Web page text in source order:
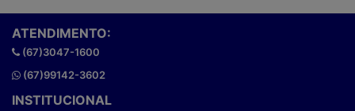
ATENDIMENTO:
(67)3047-1600
(67)99142-3602
INSTITUCIONAL